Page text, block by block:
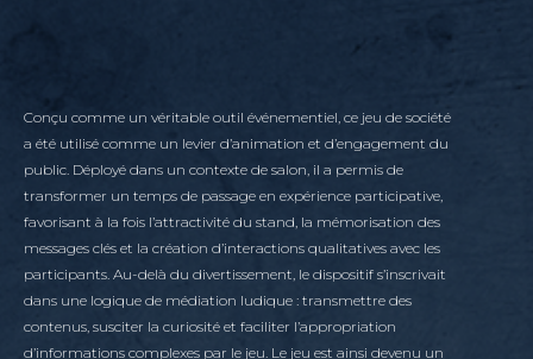
Conçu comme un véritable outil événementiel, ce jeu de société
a été utilisé comme un levier d’animation et d’engagement du
public. Déployé dans un contexte de salon, il a permis de
transformer un temps de passage en expérience participative,
favorisant à la fois l’attractivité du stand, la mémorisation des
messages clés et la création d’interactions qualitatives avec les
participants. Au-delà du divertissement, le dispositif s’inscrivait
dans une logique de médiation ludique : transmettre des
contenus, susciter la curiosité et faciliter l’appropriation
d’informations complexes par le jeu. Le jeu est ainsi devenu un